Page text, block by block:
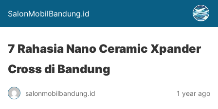
SalonMobilBandung.id
7 Rahasia Nano Ceramic Xpander
Cross di Bandung
salonmobilbandung.id 1 year ago